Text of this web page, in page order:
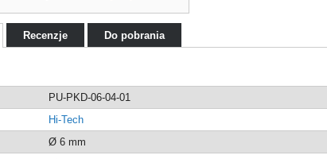
Recenzje Do pobrania
PU-PKD-06-04-01
Hi-Tech
Ø 6 mm